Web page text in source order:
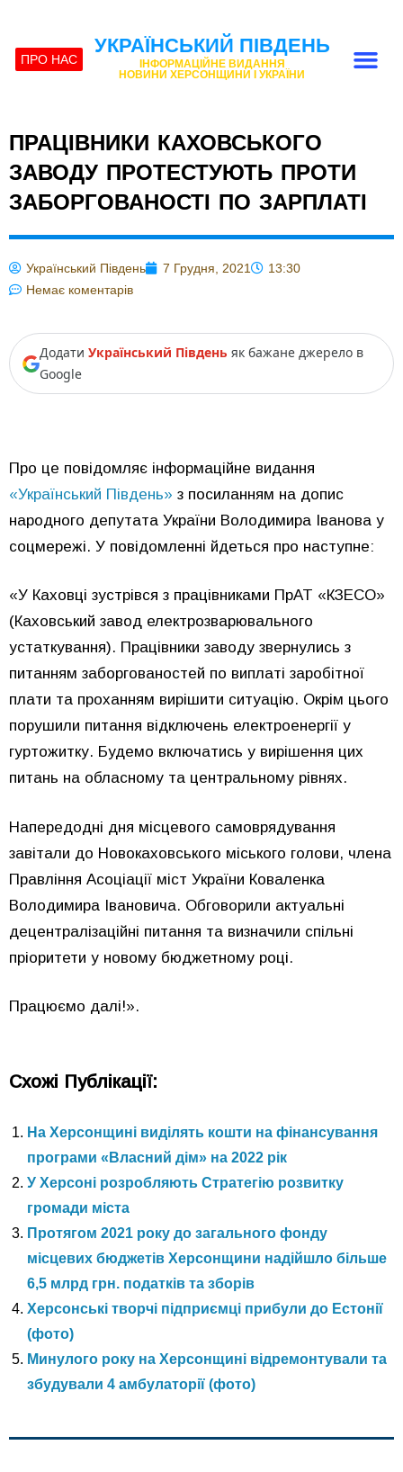
ПРО НАС
УКРАЇНСЬКИЙ ПІВДЕНЬ
ІНФОРМАЦІЙНЕ ВИДАННЯ
НОВИНИ ХЕРСОНЩИНИ І УКРАЇНИ
ПРАЦІВНИКИ КАХОВСЬКОГО
ЗАВОДУ ПРОТЕСТУЮТЬ ПРОТИ
ЗАБОРГОВАНОСТІ ПО ЗАРПЛАТІ
Український Південь 7 Грудня, 2021
13:30
Немає коментарів
Додати Український Південь як бажане джерело в
Google
Про це повідомляє інформаційне видання
«Український Південь» з посиланням на допис
народного депутата України Володимира Іванова у
соцмережі. У повідомленні йдеться про наступне:
«У Каховці зустрівся з працівниками ПрАТ «КЗЕСО»
(Каховський завод електрозварювального
устаткування). Працівники заводу звернулись з
питанням заборгованостей по виплаті заробітної
плати та проханням вирішити ситуацію. Окрім цього
порушили питання відключень електроенергії у
гуртожитку. Будемо включатись у вирішення цих
питань на обласному та центральному рівнях.
Напередодні дня місцевого самоврядування
завітали до Новокаховського міського голови, члена
Правління Асоціації міст України Коваленка
Володимира Івановича. Обговорили актуальні
децентралізаційні питання та визначили спільні
пріоритети у новому бюджетному році.
Працюємо далі!».
Схожі Публікації:
На Херсонщині виділять кошти на фінансування
програми «Власний дім» на 2022 рік
У Херсоні розробляють Стратегію розвитку
громади міста
Протягом 2021 року до загального фонду
місцевих бюджетів Херсонщини надійшло більше
6,5 млрд грн. податків та зборів
Херсонські творчі підприємці прибули до Естонії
(фото)
Минулого року на Херсонщині відремонтували та
збудували 4 амбулаторії (фото)